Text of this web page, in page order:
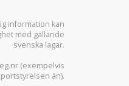
information kan
med gällande
svenska lagar.
(exempelvis
än).